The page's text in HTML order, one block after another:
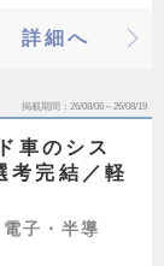
詳細へ
掲載期間 26/08/06～26/08/19
車のシス
考完結／軽
子・半導